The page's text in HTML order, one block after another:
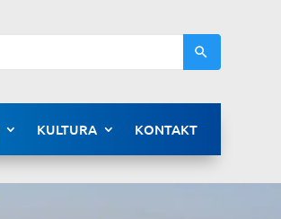
KULTURA KONTAKT